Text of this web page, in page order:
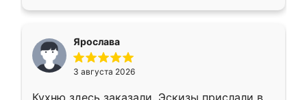
Ярослава
3 августа 2026
Кухню здесь заказали. Эскизы прислали в